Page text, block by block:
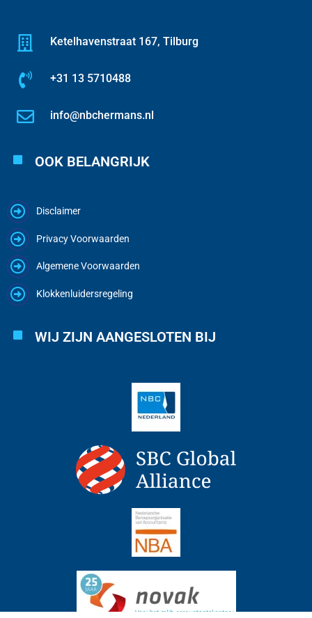
Ketelhavenstraat 167, Tilburg
+31 13 5710488
info@nbchermans.nl
OOK BELANGRIJK
Disclaimer
Privacy Voorwaarden
Algemene Voorwaarden
Klokkenluidersregeling
WIJ ZIJN AANGESLOTEN BIJ